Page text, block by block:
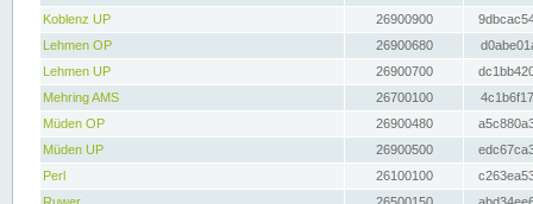
Koblenz UP
26900900
Lehmen OP
26900680
Lehmen UP
26900700
Mehring AMS
26700100
Müden OP
26900480
Müden UP
26900500
Perl
26100100